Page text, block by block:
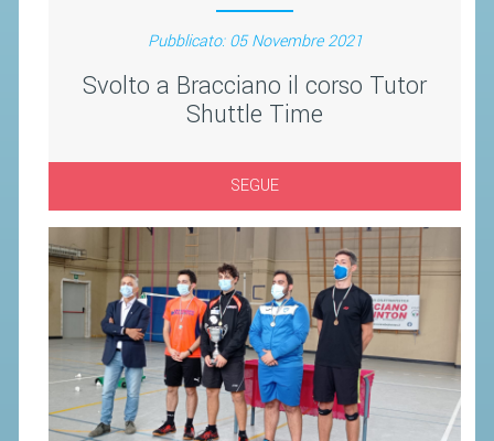
Pubblicato: 05 Novembre 2021
Svolto a Bracciano il corso Tutor
Shuttle Time
SEGUE